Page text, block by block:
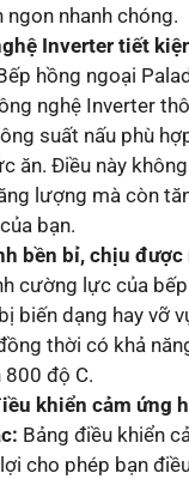
ngon nhanh chóng.
Inverter tiết
hồng ngoại
nghệ Inverter
suất nấu phù
ăn. Điều này
lượng mà còn
bạn.
bền bỉ, chịu
cường lực của
biến dạng hay vỡ
thời có khả
800 độ C.
khiển cảm ứng
Bảng điều khiển
cho phép bạn